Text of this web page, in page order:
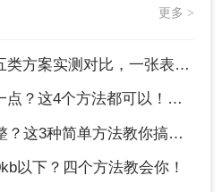
更多 >
实测对比，一张表看懂怎么选！
4个方法都可以！赶紧试试！
这3种简单方法教你搞定！
以下？四个方法教会你！